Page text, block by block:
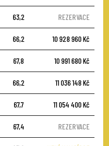
63,2 REZERVACE
66,2 10 928 960 Kč
67,8 10 991 680 Kč
66,2 11 036 148 Kč
67,7 11 054 400 Kč
67,4 REZERVACE